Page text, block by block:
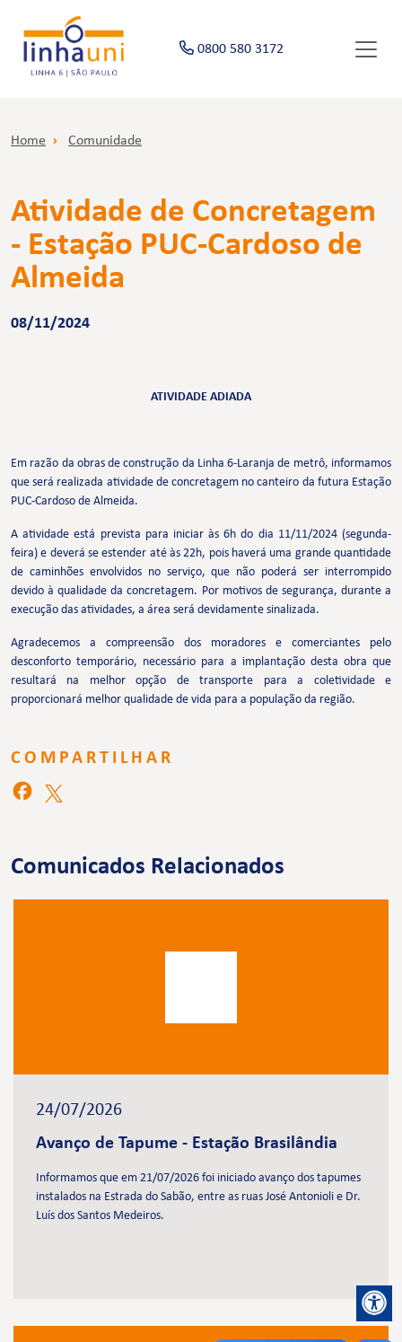
0800 580 3172
Home Comunidade
Atividade de Concretagem
- Estação PUC-Cardoso de
Almeida
08/11/2024
ATIVIDADE ADIADA
Em razão da obras de construção da Linha 6-Laranja de metrô, informamos
que será realizada atividade de concretagem no canteiro da futura Estação
PUC-Cardoso de Almeida.
A atividade está prevista para iniciar às 6h do dia 11/11/2024 (segunda-
feira) e deverá se estender até às 22h, pois haverá uma grande quantidade
de caminhões envolvidos no serviço, que não poderá ser interrompido
devido à qualidade da concretagem. Por motivos de segurança, durante a
execução das atividades, a área será devidamente sinalizada.
Agradecemos a compreensão dos moradores e comerciantes pelo
desconforto temporário, necessário para a implantação desta obra que
resultará na melhor opção de transporte para a coletividade e
proporcionará melhor qualidade de vida para a população da região.
COMPARTILHAR
Comunicados Relacionados
24/07/2026
Avanço de Tapume - Estação Brasilândia
Informamos que em 21/07/2026 foi iniciado avanço dos tapumes
instalados na Estrada do Sabão, entre as ruas José Antonioli e Dr.
Luís dos Santos Medeiros.